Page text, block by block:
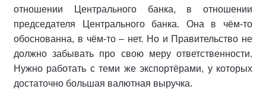
отношении Центрального банка, в отношении
председателя Центрального банка. Она в чём-то
обоснованна, в чём-то – нет. Но и Правительство не
должно забывать про свою меру ответственности.
Нужно работать с теми же экспортёрами, у которых
достаточно большая валютная выручка.